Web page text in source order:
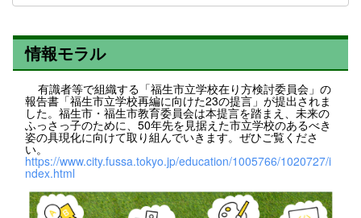
情報モラル
有識者等で組織する「福生市立学校在り方検討委員会」の
報告書「福生市立学校再編に向けた23の提言」が提出されま
した。福生市・福生市教育委員会は本提言を踏まえ、未来の
ふっさっ子のために、50年先を見据えた市立学校のあるべき
姿の具現化に向けて取り組んでいきます。ぜひご覧くださ
い。
https://www.city.fussa.tokyo.jp/education/1005766/1020727/i
ndex.html